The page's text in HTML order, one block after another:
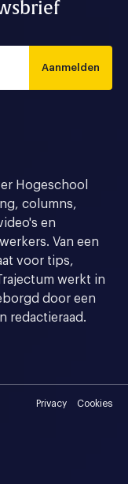
Aanmelden
Hogeschool
columns,
en
Van een
voor tips,
werkt in
door een
redactieraad.
Privacy Cookies